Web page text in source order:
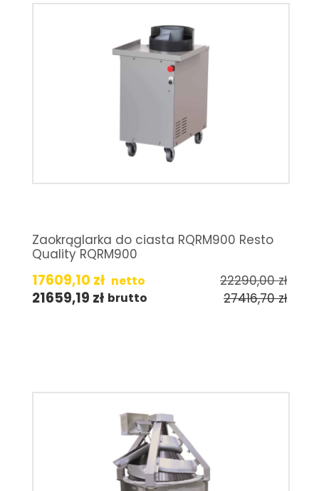
Zaokrąglarka do ciasta RQRM900 Resto
Quality RQRM900
17609,10 zł netto 22290,00zł
21659,19 zł brutto 27416,70zł